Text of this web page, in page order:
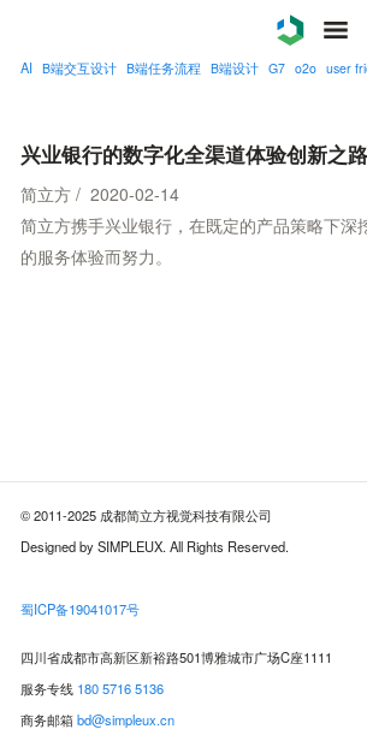
案例
服务
关于
AI B端交互设计 B端任务流程 B端设计 G7 o2o user
兴业银行的数字化全渠道体验创新之路
简立方 / 2020-02-14
简立方携手兴业银行，在既定的产品策略下深
的服务体验而努力。
© 2011-2025 成都简立方视觉科技有限公司
Designed by SIMPLEUX. All Rights Reserved.
蜀ICP备19041017号
四川省成都市高新区新裕路501博雅城市广场C座1111
服务专线 180 5716 5136
商务邮箱bd@simpleux.cn